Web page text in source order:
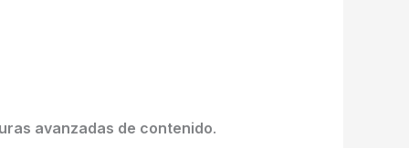
avanzadas de contenido.